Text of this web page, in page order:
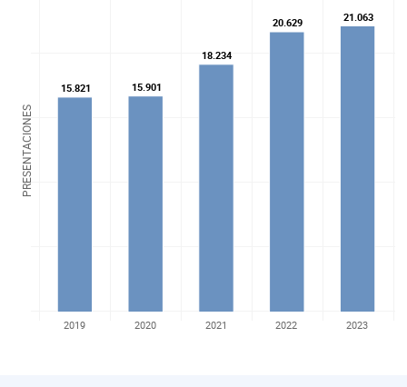
PRESENTACIONES
15.821
15.821 15.901
15.901
18.234
18.234
20.629
20.629 21.063
21.063
2019 2020 2021 2022 2023